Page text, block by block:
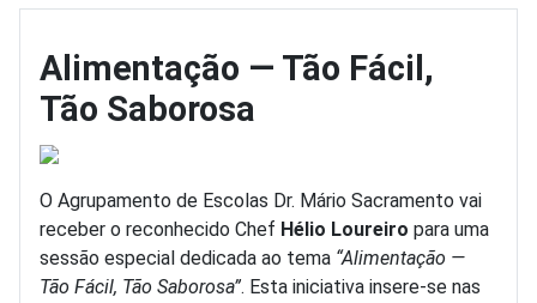
Alimentação — Tão Fácil,
Tão Saborosa
O Agrupamento de Escolas Dr. Mário Sacramento vai
receber o reconhecido Chef Hélio Loureiro para uma
sessão especial dedicada ao tema “Alimentação —
Tão Fácil, Tão Saborosa”. Esta iniciativa insere-se nas